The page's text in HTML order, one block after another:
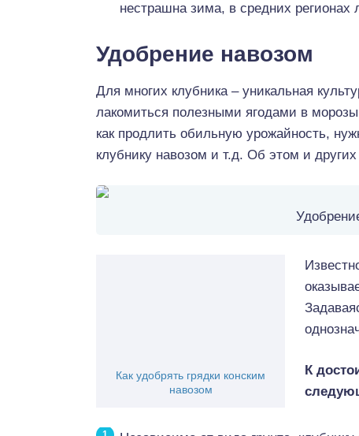
нестрашна зима, в средних регионах
Удобрение навозом
Для многих клубника – уникальная
лакомиться полезными ягодами в
как продлить обильную урожайность,
клубнику навозом и т.д. Об этом и
Как удобрять грядки конским
навозом
К